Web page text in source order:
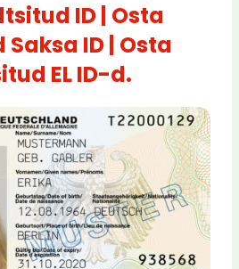
ID | Osta
ID | Osta
EL ID-d.